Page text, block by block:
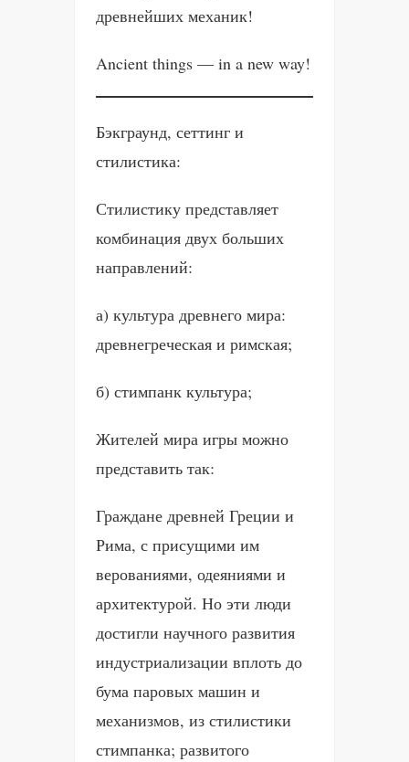
древнейших механик!
Ancient things — in a new way!
Бэкграунд, сеттинг и
стилистика:
Стилистику представляет
комбинация двух больших
направлений:
а) культура древнего мира:
древнегреческая и римская;
б) стимпанк культура;
Жителей мира игры можно
представить так:
Граждане древней Греции и
Рима, с присущими им
верованиями, одеяниями и
архитектурой. Но эти люди
достигли научного развития
индустриализации вплоть до
бума паровых машин и
механизмов, из стилистики
стимпанка; развитого